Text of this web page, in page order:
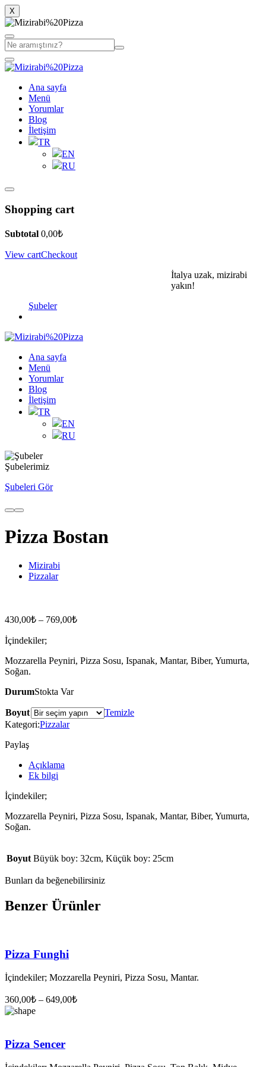
X
Ana sayfa
Menü
Yorumlar
Blog
İletişim
TR
EN
RU
Shopping cart
Subtotal 0,00₺
View cartCheckout
İtalya uzak, mizirabi
yakın!
Şubeler
Ana sayfa
Menü
Yorumlar
Blog
İletişim
TR
EN
RU
Şubelerimiz
Şubeleri Gör
Pizza Bostan
Mizirabi
Pizzalar
430,00₺ – 769,00₺
İçindekiler;
Mozzarella Peyniri, Pizza Sosu, Ispanak, Mantar, Biber, Yumurta,
Soğan.
DurumStokta Var
Boyut
Temizle
Kategori:Pizzalar
Paylaş
Açıklama
Ek bilgi
İçindekiler;
Mozzarella Peyniri, Pizza Sosu, Ispanak, Mantar, Biber, Yumurta,
Soğan.
Boyut Büyük boy: 32cm, Küçük boy: 25cm
Bunları da beğenebilirsiniz
Benzer Ürünler
Pizza Funghi
İçindekiler; Mozzarella Peyniri, Pizza Sosu, Mantar.
360,00₺ – 649,00₺
Pizza Sencer